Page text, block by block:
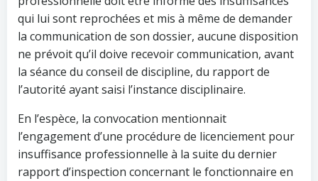
qui lui sont reprochées et mis à même de demander
la communication de son dossier, aucune disposition
ne prévoit qu’il doive recevoir communication, avant
la séance du conseil de discipline, du rapport de
l’autorité ayant saisi l’instance disciplinaire.
En l’espèce, la convocation mentionnait
l’engagement d’une procédure de licenciement pour
insuffisance professionnelle à la suite du dernier
rapport d’inspection concernant le fonctionnaire en